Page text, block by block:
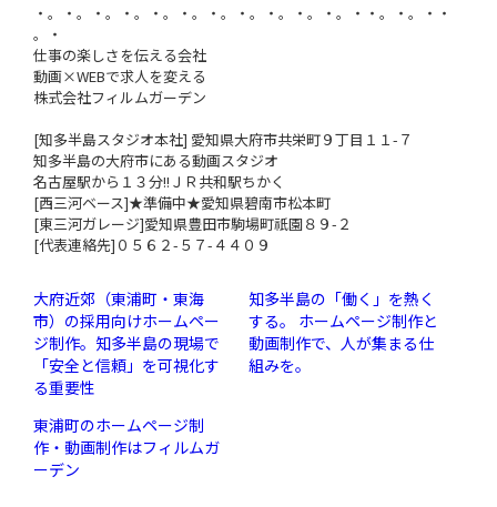
・。・。・。・。・。・。・。・。・。・。・。・・。・。・・
。・
仕事の楽しさを伝える会社
動画×WEBで求人を変える
株式会社フィルムガーデン
[知多半島スタジオ本社] 愛知県大府市共栄町９丁目１１-７
知多半島の大府市にある動画スタジオ
名古屋駅から１３分!!ＪＲ共和駅ちかく
[西三河ベース]★準備中★愛知県碧南市松本町
[東三河ガレージ]愛知県豊田市駒場町祇園８９-２
[代表連絡先]０５６２-５７-４４０９
大府近郊（東浦町・東海
市）の採用向けホームペー
ジ制作。知多半島の現場で
「安全と信頼」を可視化す
る重要性
知多半島の「働く」を熱く
する。 ホームページ制作と
動画制作で、人が集まる仕
組みを。
東浦町のホームページ制
作・動画制作はフィルムガ
ーデン